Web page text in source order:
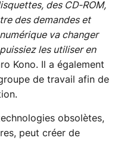
des CD-ROM,
des demandes et
va changer
les utiliser en
Kono. Il a également
de travail afin de
obsolètes,
peut créer de